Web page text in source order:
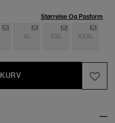
Størrelse Og Pasform
XL XXL XXXL